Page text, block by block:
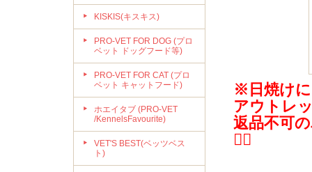
KISKIS(キスキス)
PRO-VET FOR DOG (プロ
ベット ドッグフード等)
PRO-VET FOR CAT (プロ
ベット キャットフード)
ホエイタブ (PRO-VET
/KennelsFavourite)
VET'S BEST(ベッツベス
ト)
※日焼け
アウトレ
返品不可
🙇‍♀️